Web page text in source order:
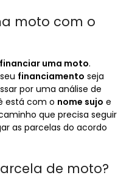
moto com o
financiar uma moto.
financiamento seja
por uma análise de
está com o nome sujo e
que precisa seguir
as parcelas do acordo
de moto?